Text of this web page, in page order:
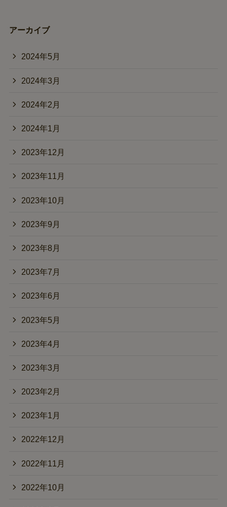
アーカイブ
2024年5月
2024年3月
2024年2月
2024年1月
2023年12月
2023年11月
2023年10月
2023年9月
2023年8月
2023年7月
2023年6月
2023年5月
2023年4月
2023年3月
2023年2月
2023年1月
2022年12月
2022年11月
2022年10月